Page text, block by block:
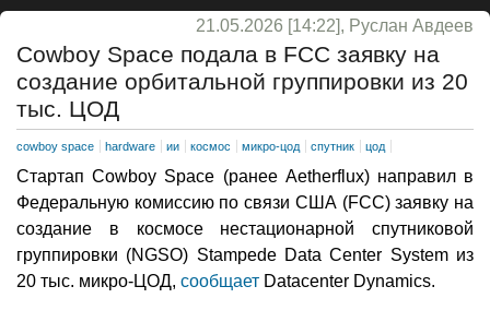
21.05.2026 [14:22], Руслан Авдеев
Cowboy Space подала в FCC заявку на
создание орбитальной группировки из 20
тыс. ЦОД
cowboy space hardware ии космос микро-цод спутник цод
Стартап Cowboy Space (ранее Aetherflux) направил в
Федеральную комиссию по связи США (FCC) заявку на
создание в космосе нестационарной спутниковой
группировки (NGSO) Stampede Data Center System из
20 тыс. микро-ЦОД, сообщает Datacenter Dynamics.